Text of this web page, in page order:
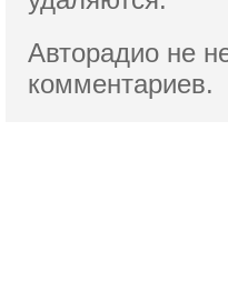
Авторадио не
комментариев.